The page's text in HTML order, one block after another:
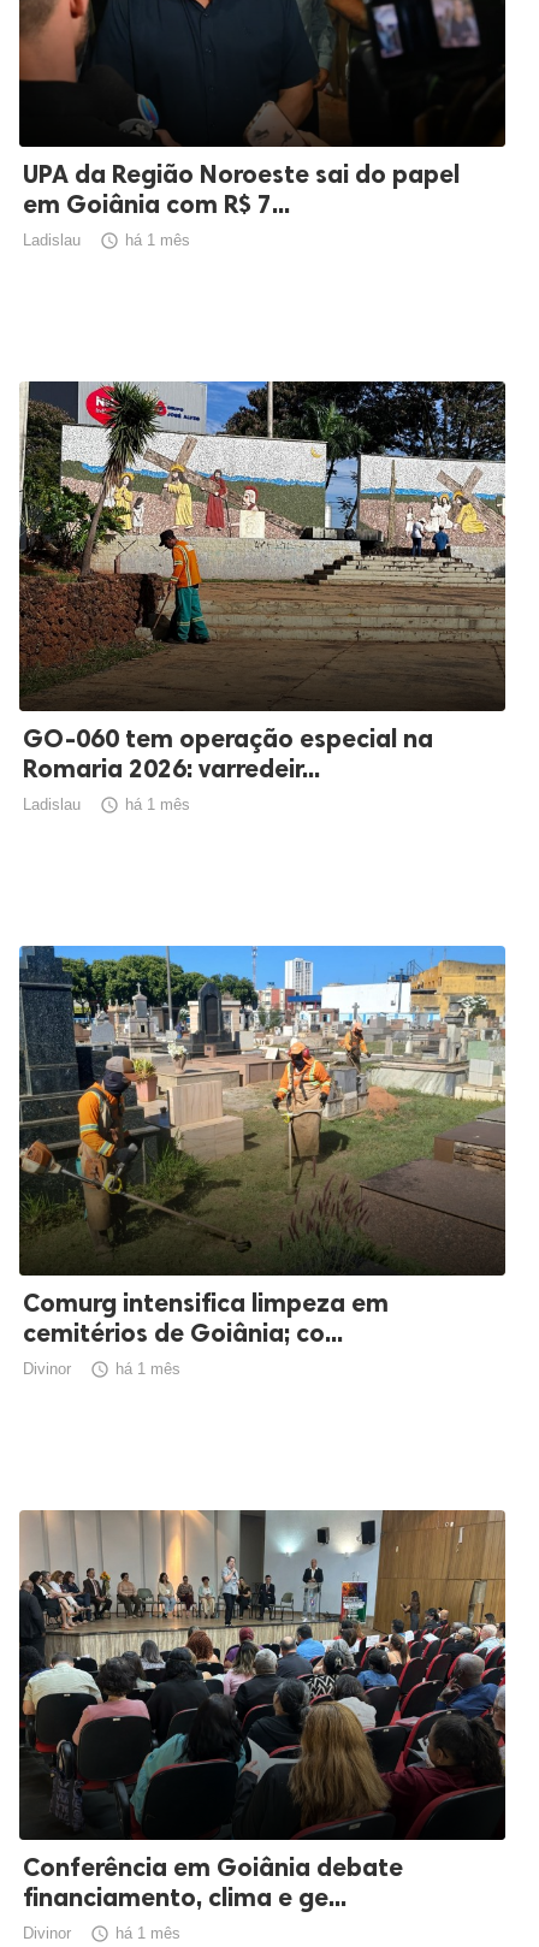
UPA da Região Noroeste sai do papel
em Goiânia com R$ 7...
Ladislau  há 1 mês
GO-060 tem operação especial na
Romaria 2026: varredeir...
Ladislau  há 1 mês
Comurg intensifica limpeza em
cemitérios de Goiânia; co...
Divinor  há 1 mês
Conferência em Goiânia debate
financiamento, clima e ge...
Divinor  há 1 mês